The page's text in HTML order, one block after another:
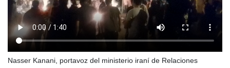
Nasser Kanani, portavoz del ministerio iraní de Relaciones